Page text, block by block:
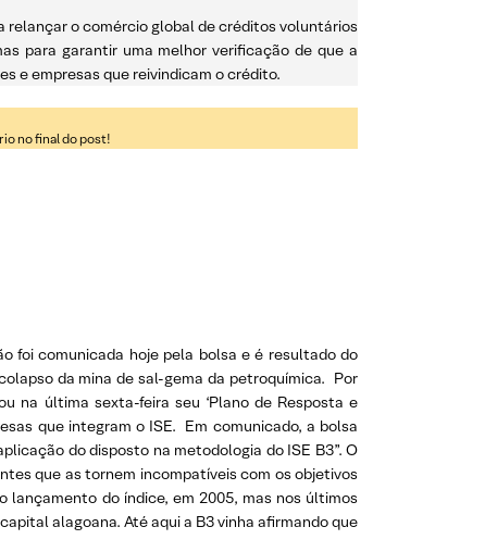
relançar o comércio global de créditos voluntários
para garantir uma melhor verificação de que a
e empresas que reivindicam o crédito.
no final do post!
foi comunicada hoje pela bolsa e é resultado do
da mina de sal-gema da petroquímica. Por
na última sexta-feira seu ‘Plano de Resposta e
que integram o ISE. Em comunicado, a bolsa
do disposto na metodologia do ISE B3”. O
que as tornem incompatíveis com os objetivos
lançamento do índice, em 2005, mas nos últimos
alagoana. Até aqui a B3 vinha afirmando que